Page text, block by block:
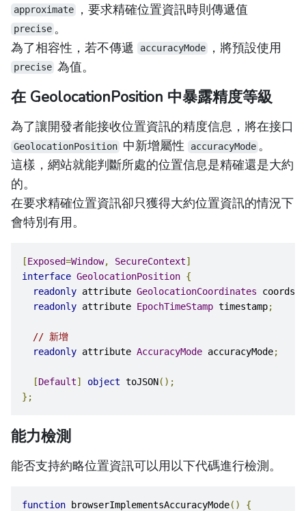
approximate ，要求精確位置資訊時則傳遞值
precise 。
為了相容性，若不傳遞
accuracyMode ，將預設使用
precise 為值。
在 GeolocationPosition 中暴露精度等級
為了讓開發者能接收位置資訊的精度信息，將在接口
GeolocationPosition 中新增屬性 accuracyMode 。
這樣，網站就能判斷所處的位置信息是精確還是大約
的。
在要求精確位置資訊卻只獲得大約位置資訊的情況下
會特別有用。
[Exposed=Window, SecureContext]
interface GeolocationPosition {
readonly attribute GeolocationCoordinates coords
readonly attribute EpochTimeStamp timestamp;
// 新增
readonly attribute AccuracyMode accuracyMode;
[Default] object toJSON();
};
能力檢測
能否支持約略位置資訊可以用以下代碼進行檢測。
function browserImplementsAccuracyMode()
{